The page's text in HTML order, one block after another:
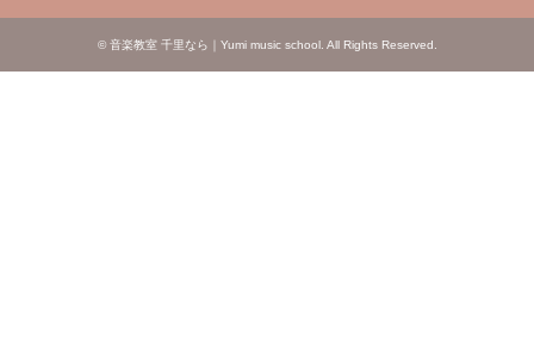
© 音楽教室 千里なら｜Yumi music school. All Rights Reserved.